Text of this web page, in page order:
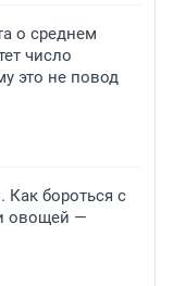
о среднем
число
это не повод
бороться с
овощей —